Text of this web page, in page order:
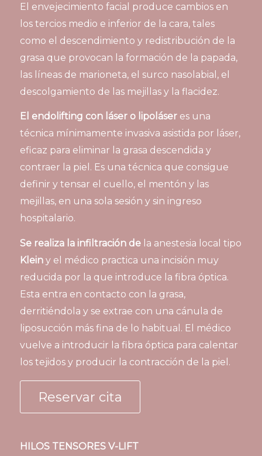
El envejecimiento facial produce cambios en
los tercios medio e inferior de la cara, tales
como el descendimiento y redistribución de la
grasa que provocan la formación de la papada,
las líneas de marioneta, el surco nasolabial, el
descolgamiento de las mejillas y la flacidez.
El endolifting con láser o lipoláseres una
técnica mínimamente invasiva asistida por láser,
eficaz para eliminar la grasa descendida y
contraer la piel. Es una técnica que consigue
definir y tensar el cuello, el mentón y las
mejillas, en una sola sesión y sin ingreso
hospitalario.
Se realiza la infiltración dela anestesia local tipo
Kleiny el médico practica una incisión muy
reducida por la que introduce la fibra óptica.
Esta entra en contacto con la grasa,
derritiéndola y se extrae con una cánula de
liposucción más fina de lo habitual. El médico
vuelve a introducir la fibra óptica para calentar
los tejidos y producir la contracción de la piel.
Reservar cita
HILOS TENSORES V-LIFT